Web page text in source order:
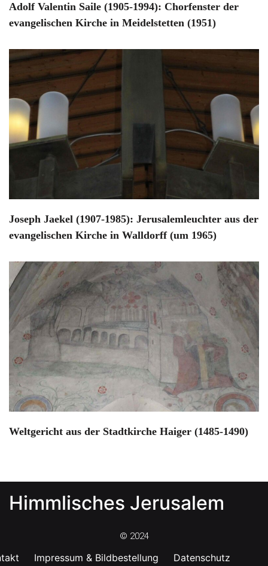
Adolf Valentin Saile (1905-1994): Chorfenster der
evangelischen Kirche in Meidelstetten (1951)
Joseph Jaekel (1907-1985): Jerusalemleuchter aus der
evangelischen Kirche in Walldorff (um 1965)
Weltgericht aus der Stadtkirche Haiger (1485-1490)
Himmlisches Jerusalem
© 2024
Impressum & Bildbestellung Datenschutz